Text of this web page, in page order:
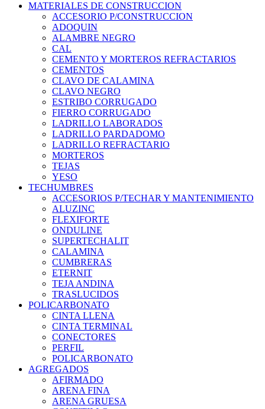
MATERIALES DE CONSTRUCCION
ACCESORIO P/CONSTRUCCION
ADOQUIN
ALAMBRE NEGRO
CAL
CEMENTO Y MORTEROS REFRACTARIOS
CEMENTOS
CLAVO DE CALAMINA
CLAVO NEGRO
ESTRIBO CORRUGADO
FIERRO CORRUGADO
LADRILLO LABORADOS
LADRILLO PARDADOMO
LADRILLO REFRACTARIO
MORTEROS
TEJAS
YESO
TECHUMBRES
ACCESORIOS P/TECHAR Y MANTENIMIENTO
ALUZINC
FLEXIFORTE
ONDULINE
SUPERTECHALIT
CALAMINA
CUMBRERAS
ETERNIT
TEJA ANDINA
TRASLUCIDOS
POLICARBONATO
CINTA LLENA
CINTA TERMINAL
CONECTORES
PERFIL
POLICARBONATO
AGREGADOS
AFIRMADO
ARENA FINA
ARENA GRUESA